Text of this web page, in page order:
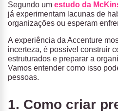
Segundo um estudo da
já experimentam lacunas de
organizações ou esperam
A experiência da Accenture
incerteza, é possível construir
estruturados e preparar a
Vamos entender como isso
pessoas.
1. Como criar